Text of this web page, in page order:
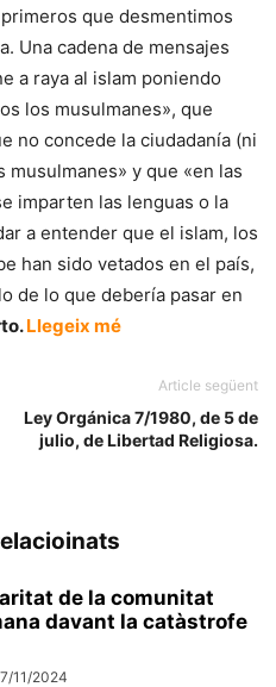
que desmentimos
Una cadena de mensajes
a raya al islam poniendo
los musulmanes», que
no concede la ciudadanía (ni
y que «en las
imparten las lenguas o la
a entender que el islam, los
han sido vetados en el país,
de lo que debería pasar en
Llegeix mé
Article següent
Ley Orgánica 7/1980, de 5 de
julio, de Libertad Religiosa.
de la comunitat
davant la catàstrofe
11/2024